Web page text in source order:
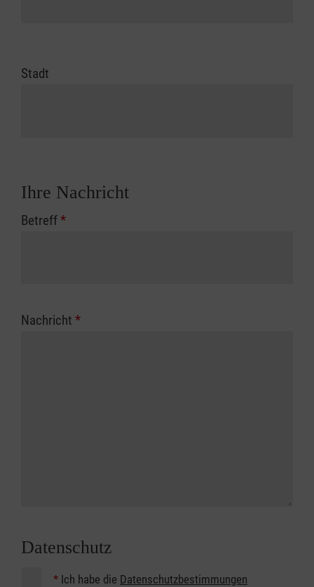
Stadt
Ihre Nachricht
Betreff*
Nachricht *
Datenschutz
* Ich habe die Datenschutzbestimmungen